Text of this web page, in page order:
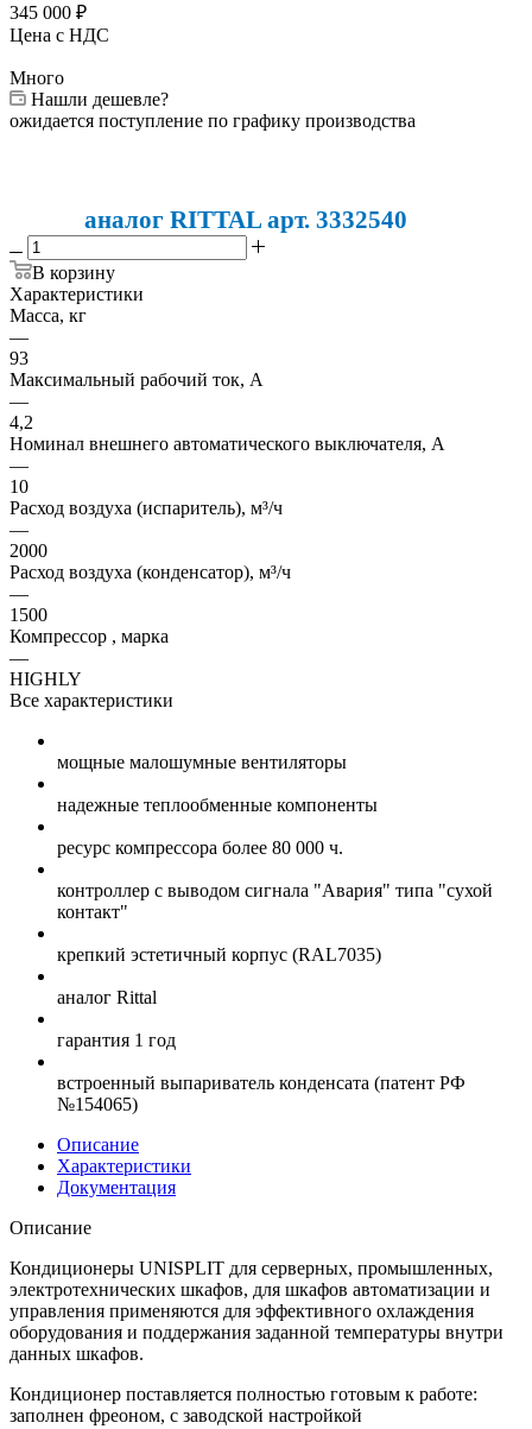
345 000 ₽
Цена с НДС
Много
Нашли дешевле?
ожидается поступление по графику производства
аналог RITTAL арт. 3332540
В корзину
Характеристики
Масса, кг
—
93
Максимальный рабочий ток, А
—
4,2
Номинал внешнего автоматического выключателя, А
—
10
Расход воздуха (испаритель), м³/ч
—
2000
Расход воздуха (конденсатор), м³/ч
—
1500
Компрессор , марка
—
HIGHLY
Все характеристики
мощные малошумные вентиляторы
надежные теплообменные компоненты
ресурс компрессора более 80 000 ч.
контроллер с выводом сигнала "Авария" типа "сухой
контакт"
крепкий эстетичный корпус (RAL7035)
аналог Rittal
гарантия 1 год
встроенный выпариватель конденсата (патент РФ
№154065)
Описание
Характеристики
Документация
Описание
Кондиционеры UNISPLIT для серверных, промышленных,
электротехнических шкафов, для шкафов автоматизации и
управления применяются для эффективного охлаждения
оборудования и поддержания заданной температуры внутри
данных шкафов.
Кондиционер поставляется полностью готовым к работе:
заполнен фреоном, с заводской настройкой